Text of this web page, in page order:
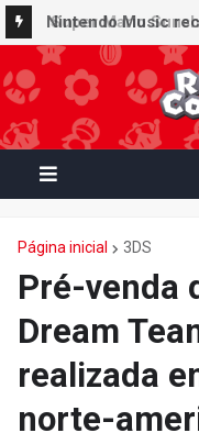
Nintendo Music
Virtual Boy Wario
Tennis em
Super Mario
Nintendo
Nintendo Switch
Página inicial 3DS
Pré-venda
Dream
realizada
norte-